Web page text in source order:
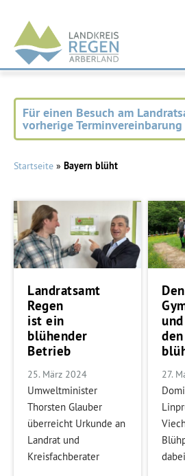
Landkreis
Regen
Für einen Besuch am
vorherige
Startseite » Bayern blüht
Landratsamt
Regen
ist ein
blühender
Betrieb
25. März 2024
Umweltminister
Thorsten Glauber
überreicht Urkunde an
Landrat und
Kreisfachberater
Den
und
27.
dabei